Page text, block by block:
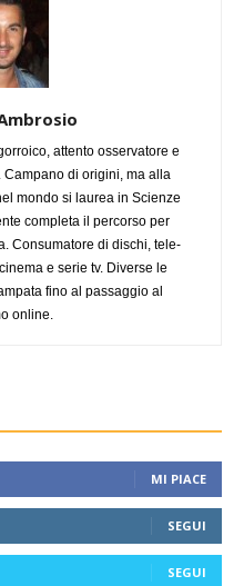
attento osservatore e
di origini, ma alla
mondo si laurea in Scienze
completa il percorso per
Consumatore di dischi, tele-
e serie tv. Diverse le
fino al passaggio al
online.
MI PIACE
SEGUI
SEGUI